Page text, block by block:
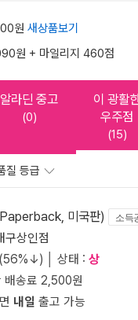
원 새상품보기
원 + 마일리지 460점
알라딘 중고
(0)
이 광활
우주점
(15)
질 등급
미국판) 소득
구상인점
│ 상태 : 상
배송료 2,500원
내일 출고 가능